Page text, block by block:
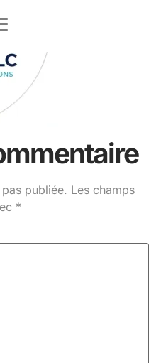
publiée. Les champs
*